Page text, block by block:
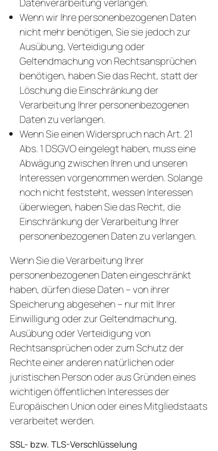
Datenverarbeitung verlangen.
Wenn wir Ihre personenbezogenen Daten
nicht mehr benötigen, Sie sie jedoch zur
Ausübung, Verteidigung oder
Geltendmachung von Rechtsansprüchen
benötigen, haben Sie das Recht, statt der
Löschung die Einschränkung der
Verarbeitung Ihrer personenbezogenen
Daten zu verlangen.
Wenn Sie einen Widerspruch nach Art. 21
Abs. 1 DSGVO eingelegt haben, muss eine
Abwägung zwischen Ihren und unseren
Interessen vorgenommen werden. Solange
noch nicht feststeht, wessen Interessen
überwiegen, haben Sie das Recht, die
Einschränkung der Verarbeitung Ihrer
personenbezogenen Daten zu verlangen.
Wenn Sie die Verarbeitung Ihrer
personenbezogenen Daten eingeschränkt
haben, dürfen diese Daten – von ihrer
Speicherung abgesehen – nur mit Ihrer
Einwilligung oder zur Geltendmachung,
Ausübung oder Verteidigung von
Rechtsansprüchen oder zum Schutz der
Rechte einer anderen natürlichen oder
juristischen Person oder aus Gründen eines
wichtigen öffentlichen Interesses der
Europäischen Union oder eines Mitgliedstaats
verarbeitet werden.
SSL- bzw. TLS-Verschlüsselung